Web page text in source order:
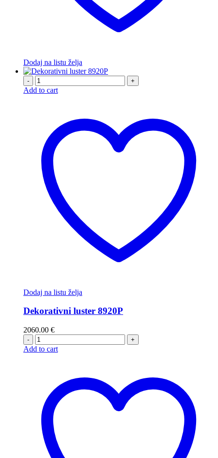
Dodaj na listu želja
- +
Add to cart
Dodaj na listu želja
Dekorativni luster 8920P
2060.00 €
- +
Add to cart